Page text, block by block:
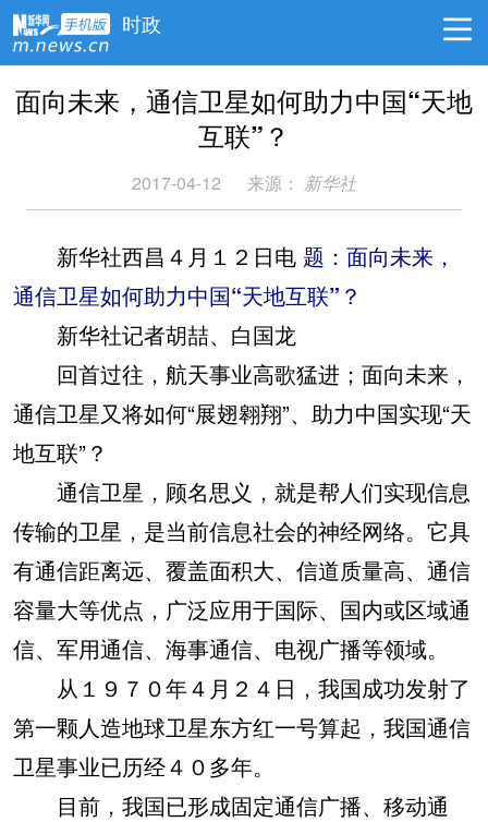
时政
面向未来，通信卫星如何助力中国“天地
互联”？
2017-04-12 来源： 新华社
新华社西昌４月１２日电 题：面向未来，
通信卫星如何助力中国“天地互联”？
新华社记者胡喆、白国龙
回首过往，航天事业高歌猛进；面向未来，
通信卫星又将如何“展翅翱翔”、助力中国实现“天
地互联”？
通信卫星，顾名思义，就是帮人们实现信息
传输的卫星，是当前信息社会的神经网络。它具
有通信距离远、覆盖面积大、信道质量高、通信
容量大等优点，广泛应用于国际、国内或区域通
信、军用通信、海事通信、电视广播等领域。
从１９７０年４月２４日，我国成功发射了
第一颗人造地球卫星东方红一号算起，我国通信
卫星事业已历经４０多年。
目前，我国已形成固定通信广播、移动通